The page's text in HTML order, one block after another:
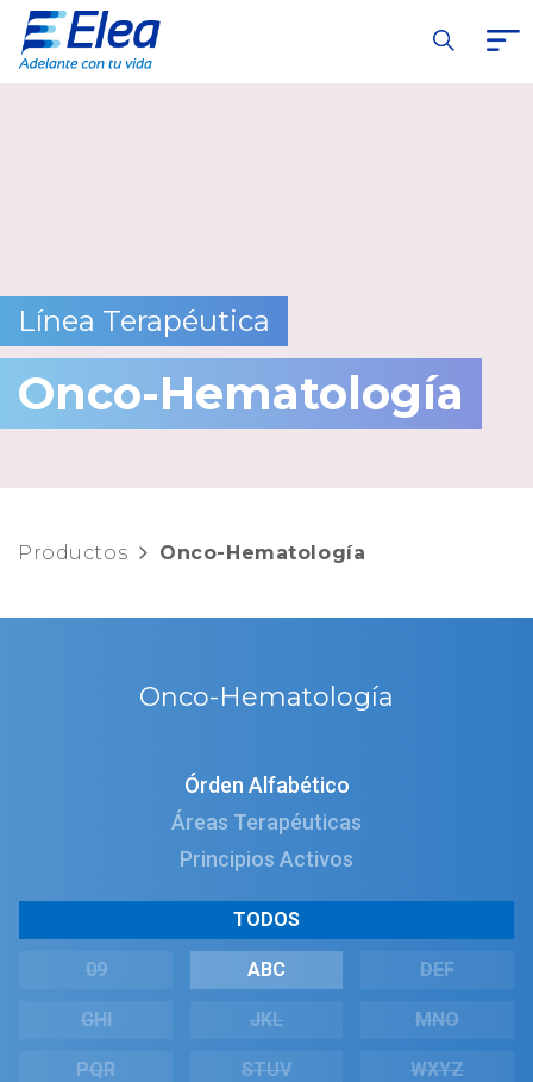
Línea Terapéutica
Onco-Hematología
Productos Onco-Hematología
Onco-Hematología
Órden Alfabético
Áreas Terapéuticas
Principios Activos
TODOS
09 ABC DEF
GHI JKL MNO
PQR STUV WXYZ